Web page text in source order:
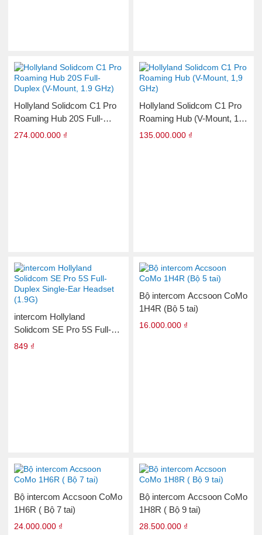
Hollyland Solidcom C1 Pro
Roaming Hub 20S Full-
Duplex (V-Mount, 1.9 GHz)
274.000.000 ₫
Hollyland Solidcom C1 Pro
Roaming Hub (V-Mount, 1,9
GHz)
135.000.000 ₫
intercom Hollyland
Solidcom SE Pro 5S Full-
Duplex Single-Ear Headset
849 ₫
Bộ intercom Accsoon CoMo
1H4R (Bộ 5 tai)
16.000.000 ₫
Bộ intercom Accsoon CoMo
1H6R ( Bộ 7 tai)
24.000.000 ₫
Bộ intercom Accsoon CoMo
1H8R ( Bộ 9 tai)
28.500.000 ₫